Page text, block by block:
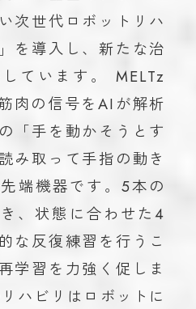
次世代ロボットリハ
を導入し、新たな治
ています。 MELTz
肉の信号をAIが解析
「手を動かそうとす
み取って手指の動き
端機器です。5本の
、状態に合わせた4
な反復練習を行うこ
学習を力強く促しま
ハビリはロボットに